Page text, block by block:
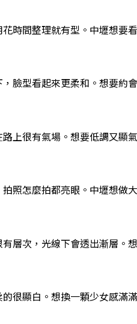
時間整理就有型。中壢想要
臉型看起來更柔和。想要約
上很有氣場。想要低調又顯
照怎麼拍都亮眼。中壢想做
層次，光線下會透出漸層。
很顯白。想換一顆少女感滿